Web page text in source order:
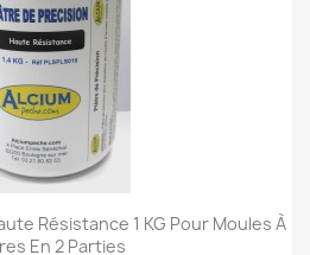
Résistance 1 KG Pour Moules À
En 2 Parties